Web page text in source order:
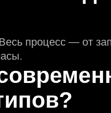
процесс — от